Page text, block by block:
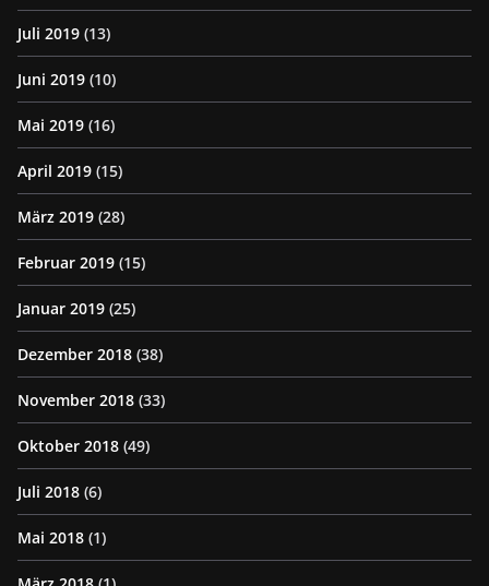
Juli 2019 (13)
Juni 2019 (10)
Mai 2019 (16)
April 2019 (15)
März 2019 (28)
Februar 2019 (15)
Januar 2019 (25)
Dezember 2018 (38)
November 2018 (33)
Oktober 2018 (49)
Juli 2018 (6)
Mai 2018 (1)